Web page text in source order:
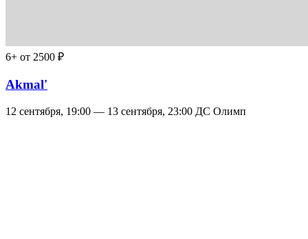
6+ от 2500 ₽
Akmal'
12 сентября, 19:00 — 13 сентября, 23:00 ДС Олимп